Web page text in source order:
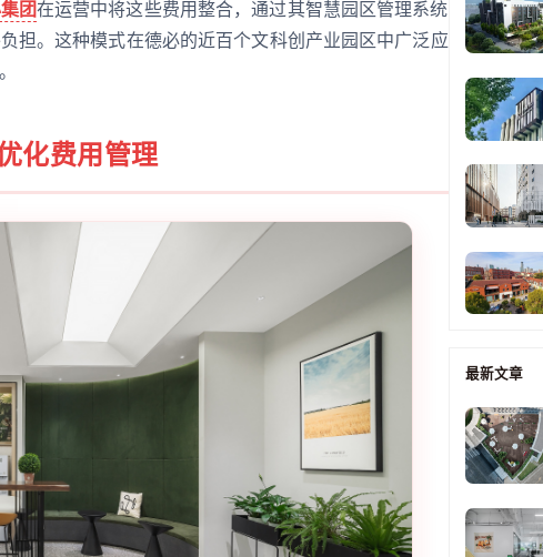
团在运营中将这些费用整合，通过其智慧园区管理系统
担。这种模式在德必的近百个文科创产业园区中广泛应
化费用管理
最新文章